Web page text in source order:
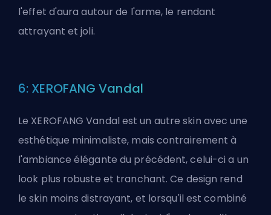
l'effet d'aura autour de l'arme, le rendant
attrayant et joli.
6: XEROFANG Vandal
Le XEROFANG Vandal est un autre skin avec une
esthétique minimaliste, mais contrairement à
l'ambiance élégante du précédent, celui-ci a un
look plus robuste et tranchant. Ce design rend
le skin moins distrayant, et lorsqu'il est combiné